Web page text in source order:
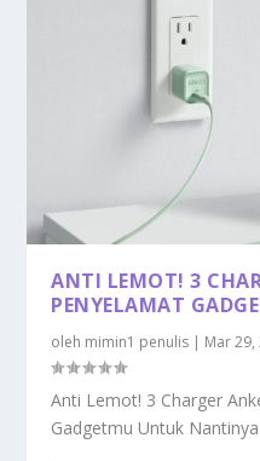
ANTI LEMOT! 3
PENYELAMAT
oleh mimin1 penulis | Mar 29,
Anti Lemot! 3 Charger
Gadgetmu Untuk